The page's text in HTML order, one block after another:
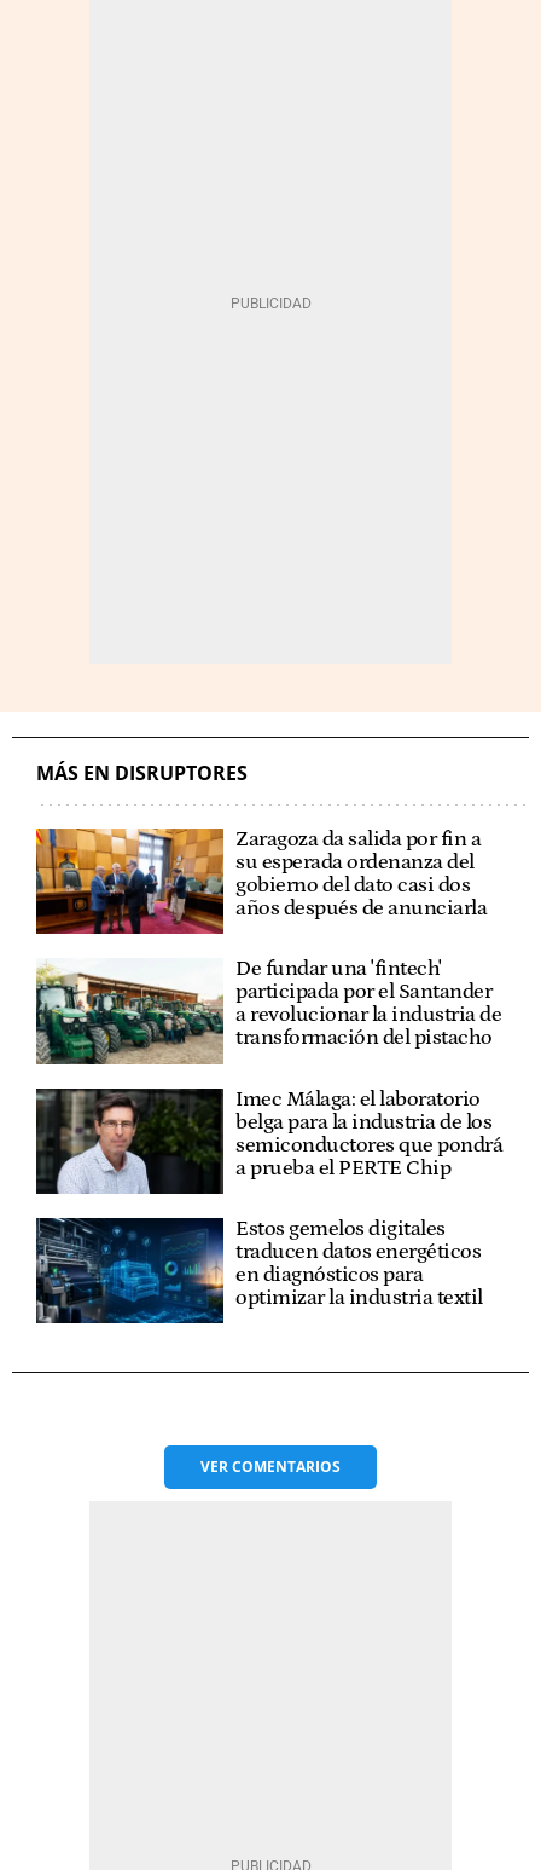
MÁS EN DISRUPTORES
Zaragoza da salida por fin a
su esperada ordenanza del
gobierno del dato casi dos
años después de anunciarla
De fundar una 'fintech'
participada por el Santander
a revolucionar la industria de
transformación del pistacho
Imec Málaga: el laboratorio
belga para la industria de los
semiconductores que pondrá
a prueba el PERTE Chip
Estos gemelos digitales
traducen datos energéticos
en diagnósticos para
optimizar la industria textil
VERCOMENTARIOS